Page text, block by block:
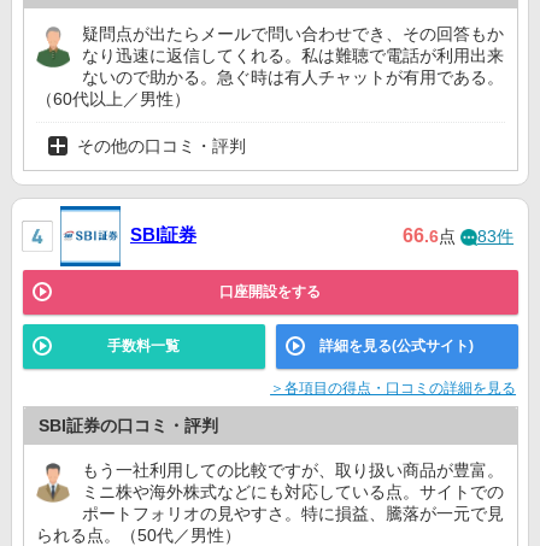
疑問点が出たらメールで問い合わせでき、その回答もか
なり迅速に返信してくれる。私は難聴で電話が利用出来
ないので助かる。急ぐ時は有人チャットが有用である。
（60代以上／男性）
その他の口コミ・評判
SBI証券 66.6点 83件
口座開設をする
手数料一覧 詳細を見る(公式サイト)
＞各項目の得点・口コミの詳細を見る
SBI証券の口コミ・評判
もう一社利用しての比較ですが、取り扱い商品が豊富。
ミニ株や海外株式などにも対応している点。サイトでの
ポートフォリオの見やすさ。特に損益、騰落が一元で見
られる点。（50代／男性）